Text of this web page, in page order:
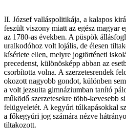
II. József valláspolitikája, a kalapos
feszült viszony miatt az egész magyar
az 1780-as években. A püspök
uralkodóhoz volt lojális, de élesen
kísérlete ellen, melyre jogtörténeti
precedenst, különösképp abban az
csorbította volna. A szerzetesrendek
okozott nagyobb gondot, különben
a volt jezsuita gimnáziumban tanító
működő szerzetesekre több-kevesebb
felügyeletét. A kegyúri túlkapásokkal
a főkegyúri jog számára nézve
tiltakozott.